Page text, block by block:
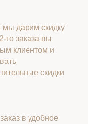
дарим скидку
го заказа вы
клиентом и
скидки
в удобное